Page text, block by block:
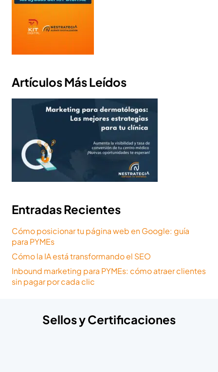
Artículos Más Leídos
Entradas Recientes
Cómo posicionar tu página web en Google: guía
para PYMEs
Cómo la IA está transformando el SEO
Inbound marketing para PYMEs: cómo atraer clientes
sin pagar por cada clic
Sellos y Certificaciones